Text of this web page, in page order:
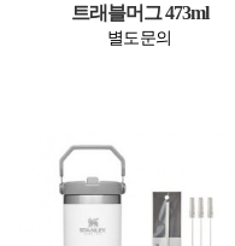
트래블머그 473ml
별도문의